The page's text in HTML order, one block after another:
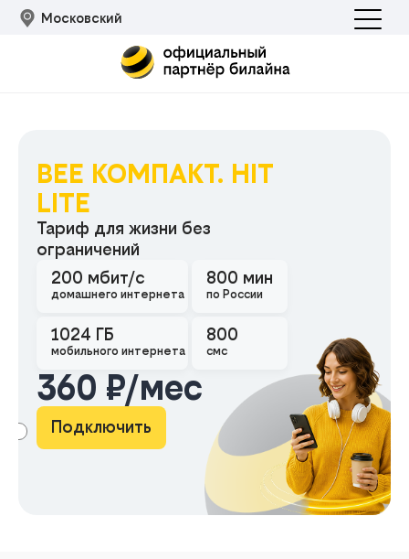
Московский
BEE КОМПАКТ. HIT
LITE
Тариф для жизни без
ограничений
200 мбит/с
домашнего интернета
1024 ГБ
мобильного интернета
800 мин
по России
800
смс
360 ₽/мес
Подключить